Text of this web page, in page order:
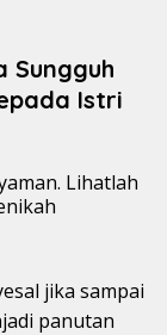
Sungguh
Istri
jika sampai
panutan